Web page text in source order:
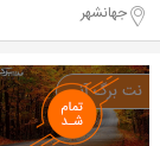
جهانشهر